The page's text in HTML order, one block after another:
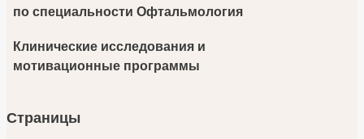
по специальности Офтальмология
Клинические исследования и
мотивационные программы
Страницы